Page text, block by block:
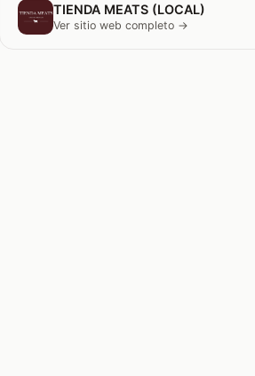
TIENDA MEATS (LOCAL)
Ver sitio web completo →